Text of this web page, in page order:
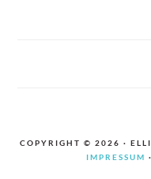
COPYRIGHT © 2026 ·
IMPRESSUM ·